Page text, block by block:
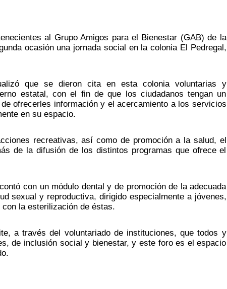
al Grupo Amigos para el Bienestar (GAB) de la
ocasión una jornada social en la colonia El Pedregal,
que se dieron cita en esta colonia voluntarias y
estatal, con el fin de que los ciudadanos tengan un
ofrecerles información y el acercamiento a los servicios
en su espacio.
recreativas, así como de promoción a la salud, el
de la difusión de los distintos programas que ofrece el
con un módulo dental y de promoción de la adecuada
sexual y reproductiva, dirigido especialmente a jóvenes,
la esterilización de éstas.
a través del voluntariado de instituciones, que todos y
de inclusión social y bienestar, y este foro es el espacio